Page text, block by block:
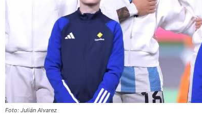
Foto: Julián Alvarez